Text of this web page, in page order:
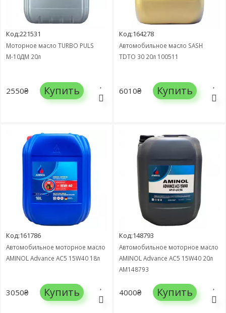
Код:221531
Моторное масло TURBO PULS
М-10ДМ 20л
2550₴ Купить
Код:164278
Автомобильное масло SASH
TDTO 30 20л 100511
6010₴ Купить
Код:161786
Автомобильное моторное масло
AMINOL Advance AC5 15W40 18л
3050₴ Купить
Код:148793
Автомобильное моторное масло
AMINOL Advance AC5 15W40 20л
AM148793
4000₴ Купить